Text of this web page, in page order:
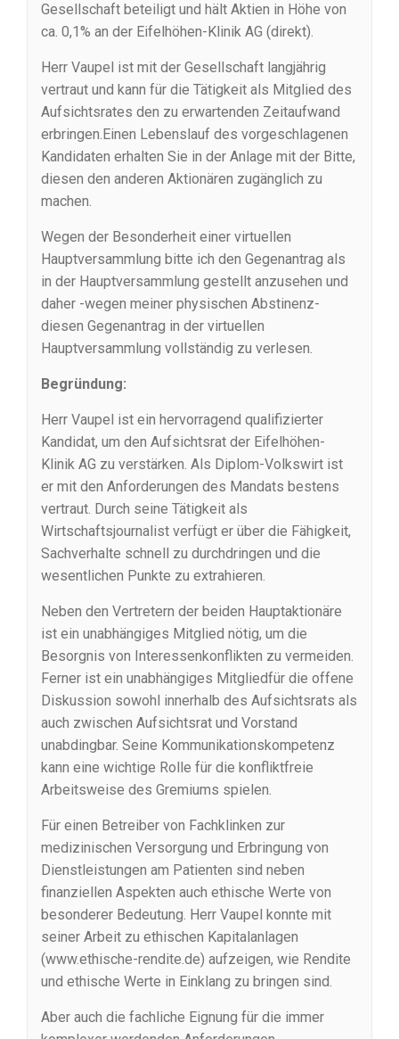
Gesellschaft beteiligt und hält Aktien in Höhe von
ca. 0,1% an der Eifelhöhen-Klinik AG (direkt).
Herr Vaupel ist mit der Gesellschaft langjährig
vertraut und kann für die Tätigkeit als Mitglied des
Aufsichtsrates den zu erwartenden Zeitaufwand
erbringen.Einen Lebenslauf des vorgeschlagenen
Kandidaten erhalten Sie in der Anlage mit der Bitte,
diesen den anderen Aktionären zugänglich zu
machen.
Wegen der Besonderheit einer virtuellen
Hauptversammlung bitte ich den Gegenantrag als
in der Hauptversammlung gestellt anzusehen und
daher -wegen meiner physischen Abstinenz-
diesen Gegenantrag in der virtuellen
Hauptversammlung vollständig zu verlesen.
Begründung:
Herr Vaupel ist ein hervorragend qualifizierter
Kandidat, um den Aufsichtsrat der Eifelhöhen-
Klinik AG zu verstärken. Als Diplom-Volkswirt ist
er mit den Anforderungen des Mandats bestens
vertraut. Durch seine Tätigkeit als
Wirtschaftsjournalist verfügt er über die Fähigkeit,
Sachverhalte schnell zu durchdringen und die
wesentlichen Punkte zu extrahieren.
Neben den Vertretern der beiden Hauptaktionäre
ist ein unabhängiges Mitglied nötig, um die
Besorgnis von Interessenkonflikten zu vermeiden.
Ferner ist ein unabhängiges Mitgliedfür die offene
Diskussion sowohl innerhalb des Aufsichtsrats als
auch zwischen Aufsichtsrat und Vorstand
unabdingbar. Seine Kommunikationskompetenz
kann eine wichtige Rolle für die konfliktfreie
Arbeitsweise des Gremiums spielen.
Für einen Betreiber von Fachklinken zur
medizinischen Versorgung und Erbringung von
Dienstleistungen am Patienten sind neben
finanziellen Aspekten auch ethische Werte von
besonderer Bedeutung. Herr Vaupel konnte mit
seiner Arbeit zu ethischen Kapitalanlagen
(www.ethische-rendite.de) aufzeigen, wie Rendite
und ethische Werte in Einklang zu bringen sind.
Aber auch die fachliche Eignung für die immer